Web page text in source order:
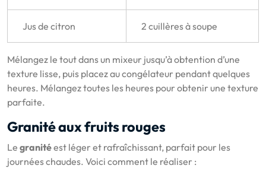
Jus de citron 2 cuillères à soupe
Mélangez le tout dans un mixeur jusqu’à obtention d’une
texture lisse, puis placez au congélateur pendant quelques
heures. Mélangez toutes les heures pour obtenir une texture
parfaite.
Granité aux fruits rouges
Le granitéest léger et rafraîchissant, parfait pour les
journées chaudes. Voici comment le réaliser :